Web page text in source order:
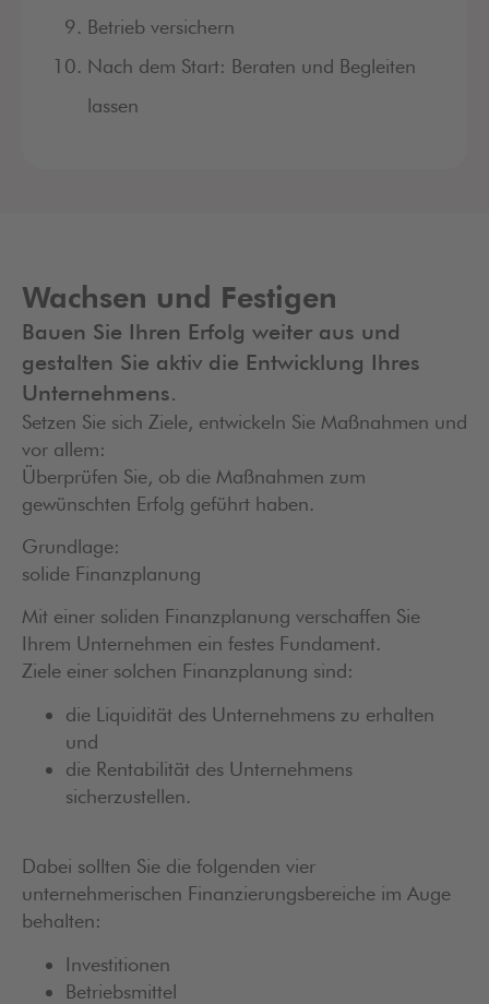
Betrieb versichern
Nach dem Start: Beraten und Begleiten
lassen
Wachsen und Festigen
Bauen Sie Ihren Erfolg weiter aus und
gestalten Sie aktiv die Entwicklung Ihres
Unternehmens.
Setzen Sie sich Ziele, entwickeln Sie Maßnahmen und
vor allem:
Überprüfen Sie, ob die Maßnahmen zum
gewünschten Erfolg geführt haben.
Grundlage:
solide Finanzplanung
Mit einer soliden Finanzplanung verschaffen Sie
Ihrem Unternehmen ein festes Fundament.
Ziele einer solchen Finanzplanung sind:
die Liquidität des Unternehmens zu erhalten
und
die Rentabilität des Unternehmens
sicherzustellen.
Dabei sollten Sie die folgenden vier
unternehmerischen Finanzierungsbereiche im Auge
behalten:
Investitionen
Betriebsmittel